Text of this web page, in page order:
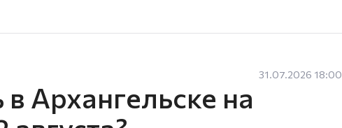
31.07.2026 18:00
Архангельске на